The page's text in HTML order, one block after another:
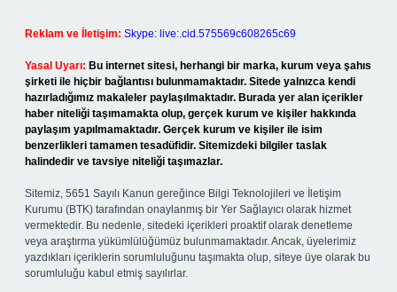
Reklam ve İletişim: Skype: live:.cid.575569c608265c69
Yasal Uyarı: Bu internet sitesi, herhangi bir marka, kurum veya şahıs
şirketi ile hiçbir bağlantısı bulunmamaktadır. Sitede yalnızca kendi
hazırladığımız makaleler paylaşılmaktadır. Burada yer alan içerikler
haber niteliği taşımamakta olup, gerçek kurum ve kişiler hakkında
paylaşım yapılmamaktadır. Gerçek kurum ve kişiler ile isim
benzerlikleri tamamen tesadüfidir. Sitemizdeki bilgiler taslak
halindedir ve tavsiye niteliği taşımazlar.
Sitemiz, 5651 Sayılı Kanun gereğince Bilgi Teknolojileri ve İletişim
Kurumu (BTK) tarafından onaylanmış bir Yer Sağlayıcı olarak hizmet
vermektedir. Bu nedenle, sitedeki içerikleri proaktif olarak denetleme
veya araştırma yükümlülüğümüz bulunmamaktadır. Ancak, üyelerimiz
yazdıkları içeriklerin sorumluluğunu taşımakta olup, siteye üye olarak bu
sorumluluğu kabul etmiş sayılırlar.